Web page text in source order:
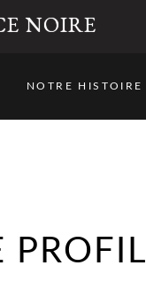
NOIRE
NOTRE HISTOIRE